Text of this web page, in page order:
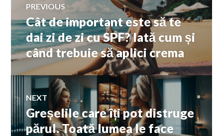
în
articole
PREVIOUS
Previous
post:
Cât de important este să te
dai zi de zi cu SPF? Iată cum și
când trebuie să aplici crema
NEXT
Next
post:
Greșelile care îți pot distruge
părul. Toată lumea le face